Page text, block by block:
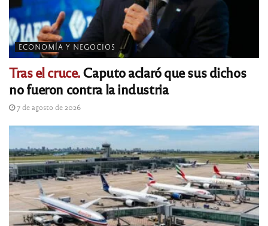
ECONOMÍA Y NEGOCIOS
Tras el cruce.Caputo aclaró que sus dichos
no fueron contra la industria
7 de agosto de 2026